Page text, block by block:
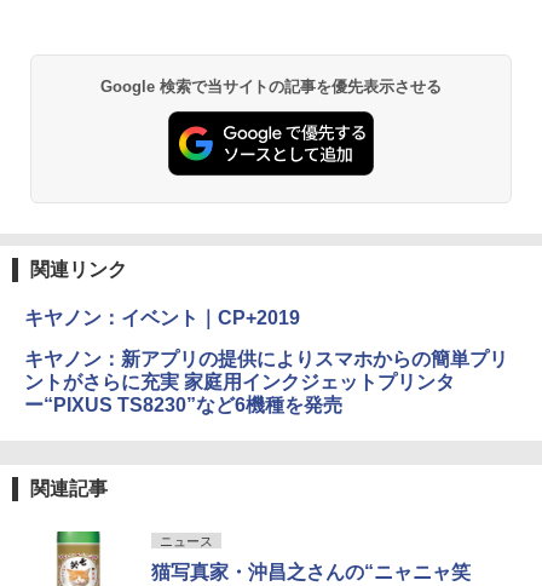
Google 検索で当サイトの記事を優先表示させる
関連リンク
キヤノン：イベント｜CP+2019
キヤノン：新アプリの提供によりスマホからの簡単プリ
ントがさらに充実 家庭用インクジェットプリンタ
ー“PIXUS TS8230”など6機種を発売
関連記事
ニュース
猫写真家・沖昌之さんの“ニャニャ笑